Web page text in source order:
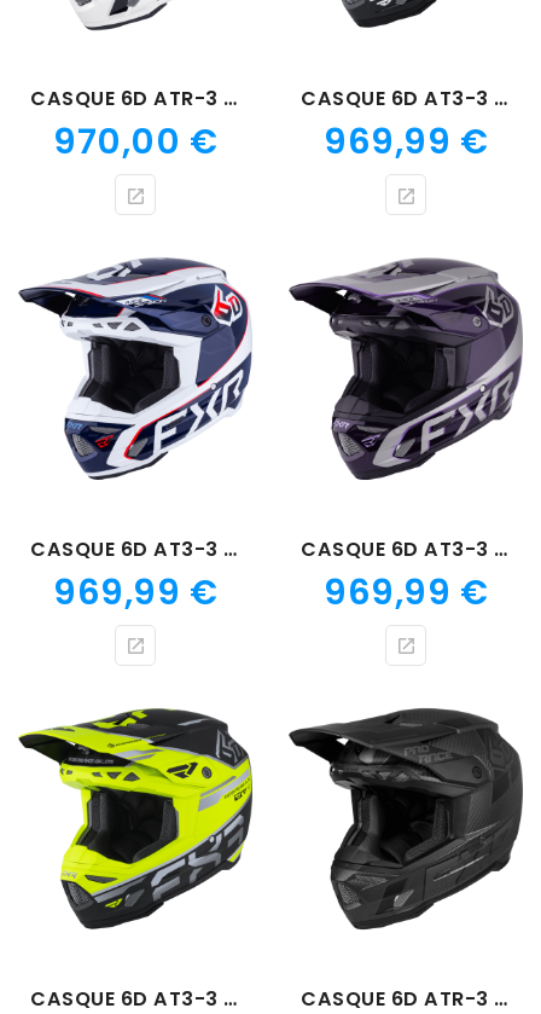
CASQUE 6D ATR-3 CHECKER
Prix
970,00 €
CASQUE 6D AT3-3 FIM NOIR/BLANC
Prix
969,99 €
CASQUE 6D AT3-3 FIM BLEU FONCE
Prix
969,99 €
CASQUE 6D AT3-3 FIM GRIS/VIOLET
Prix
969,99 €
CASQUE 6D AT3-3 FIM JAUNE/NOIR CASQUE 6D ATR-3 NOIR CARBONE